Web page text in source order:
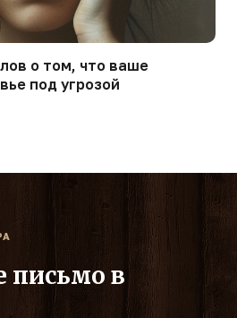
о том, что ваше
под угрозой
письмо в